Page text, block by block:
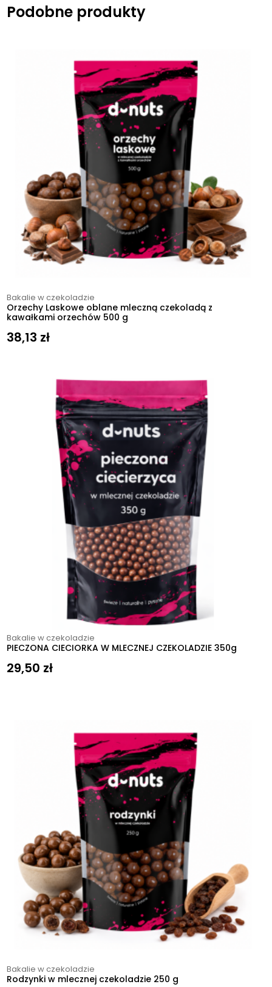
Podobne produkty
Bakalie w czekoladzie
Orzechy Laskowe oblane mleczną czekoladą z
kawałkami orzechów 500 g
38,13 zł
Bakalie w czekoladzie
PIECZONA CIECIORKA W MLECZNEJ CZEKOLADZIE 350g
29,50 zł
Bakalie w czekoladzie
Rodzynki w mlecznej czekoladzie 250 g